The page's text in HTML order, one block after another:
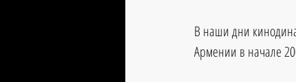
В наши дни
Армении в начале